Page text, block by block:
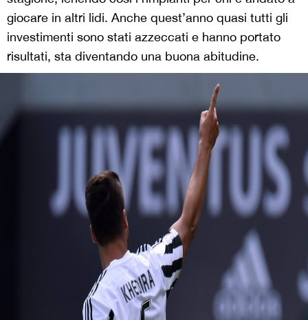
giocare in altri lidi. Anche quest’anno quasi tutti gli
investimenti sono stati azzeccati e hanno portato
risultati, sta diventando una buona abitudine.